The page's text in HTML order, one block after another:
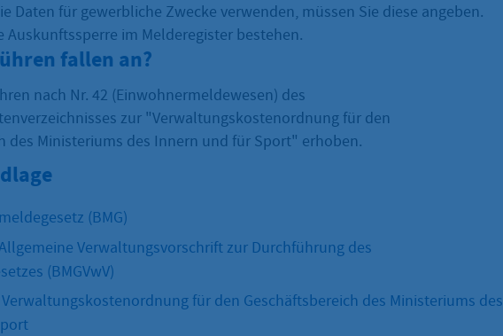
Daten für gewerbliche Zwecke verwenden, müssen Sie diese angeben.
Auskunftssperre im Melderegister bestehen.
fallen an?
nach Nr. 42 (Einwohnermeldewesen) des
zur "Verwaltungskostenordnung für den
des Ministeriums des Innern und für Sport" erhoben.
(BMG)
Verwaltungsvorschrift zur Durchführung des
(BMGVwV)
für den Geschäftsbereich des Ministeriums des